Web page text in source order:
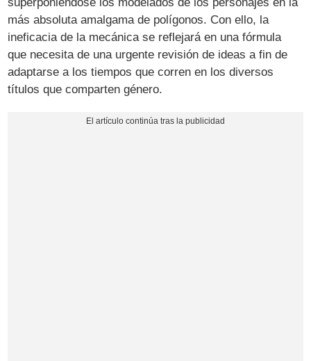
más absoluta amalgama de polígonos. Con ello, la
ineficacia de la mecánica se reflejará en una fórmula
que necesita de una urgente revisión de ideas a fin de
adaptarse a los tiempos que corren en los diversos
títulos que comparten género.